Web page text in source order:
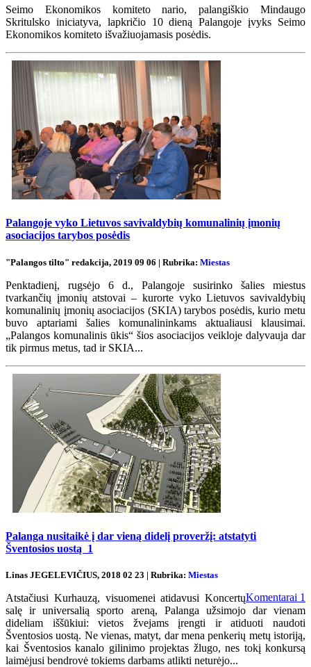
Seimo Ekonomikos komiteto nario, palangiškio Mindaugo
Skritulsko iniciatyva, lapkričio 10 dieną Palangoje įvyks Seimo
Ekonomikos komiteto išvažiuojamasis posėdis.
Palangoje vyko Lietuvos savivaldybių komunalinių įmonių
asociacijos tarybos posėdis
"Palangos tilto" redakcija, 2019 09 06 | Rubrika: Miestas
Penktadienį, rugsėjo 6 d., Palangoje susirinko šalies miestus
tvarkančių įmonių atstovai – kurorte vyko Lietuvos savivaldybių
komunalinių įmonių asociacijos (SKIA) tarybos posėdis, kurio metu
buvo aptariami šalies komunalininkams aktualiausi klausimai.
„Palangos komunalinis ūkis“ šios asociacijos veikloje dalyvauja dar
tik pirmus metus, tad ir SKIA...
Palanga nusitaikė į dar vieną didelį proveržį: atstatyti
Šventosios uostą 1
Linas JEGELEVIČIUS, 2018 02 23 | Rubrika: Miestas
Komentarai 1
Atstačiusi Kurhauzą, visuomenei atidavusi Koncertų
salę ir universalią sporto areną, Palanga užsimojo dar vienam
dideliam iššūkiui: vietos žvejams įrengti ir atiduoti naudoti
Šventosios uostą. Ne vienas, matyt, dar mena penkerių metų istoriją,
kai Šventosios kanalo gilinimo projektas žlugo, nes tokį konkursą
laimėjusi bendrovė tokiems darbams atlikti neturėjo...